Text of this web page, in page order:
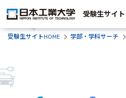
受験生サイト
受験生サイトHOME 学部・学科サーチ